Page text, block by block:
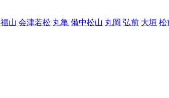
福山 会津若松 丸亀 備中松山 丸岡 弘前 大垣 松